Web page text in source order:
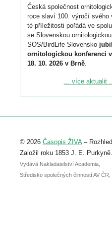
Česká společnost
roce slaví 100. výročí svého
té příležitosti pořádá ve
se Slovenskou
SOS/BirdLife Slovensko
ornitologickou konferenci
18. 10. 2026 v Brně.
Podrobnější informace ke
Registrovat se můžete do 6.
abstraktu přihlášené
posteru je už 30. června.
... více aktualit
© 2026 Časopis ŽIVA–
Založil roku 1853 J. E. Purkyně.
Vydává Nakladatelství Academia,
Středisko společných činností AV ČR,